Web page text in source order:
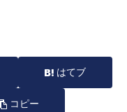
はてブ
コピー